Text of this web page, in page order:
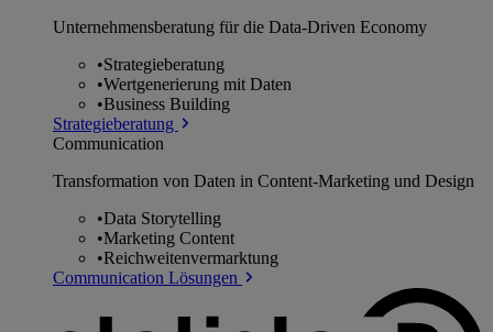
Unternehmens­beratung für die Data-Driven Economy
•Strategieberatung
•Wertgenerierung mit Daten
•Business Building
Strategieberatung
Communication
Transformation von Daten in Content-Marketing und Design
•Data Storytelling
•Marketing Content
•Reichweitenvermarktung
Communication Lösungen